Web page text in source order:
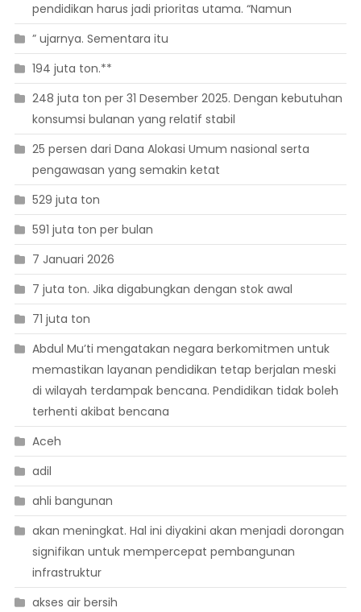
pendidikan harus jadi prioritas utama. “Namun
” ujarnya. Sementara itu
194 juta ton.**
248 juta ton per 31 Desember 2025. Dengan kebutuhan
konsumsi bulanan yang relatif stabil
25 persen dari Dana Alokasi Umum nasional serta
pengawasan yang semakin ketat
529 juta ton
591 juta ton per bulan
7 Januari 2026
7 juta ton. Jika digabungkan dengan stok awal
71 juta ton
Abdul Mu’ti mengatakan negara berkomitmen untuk
memastikan layanan pendidikan tetap berjalan meski
di wilayah terdampak bencana. Pendidikan tidak boleh
terhenti akibat bencana
Aceh
adil
ahli bangunan
akan meningkat. Hal ini diyakini akan menjadi dorongan
signifikan untuk mempercepat pembangunan
infrastruktur
akses air bersih